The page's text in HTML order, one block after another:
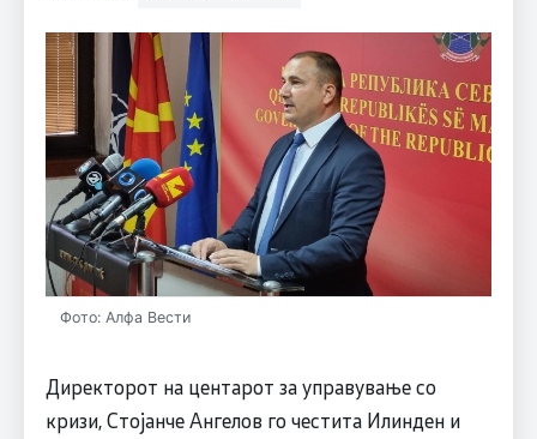
Фото: Алфа Вести
Директорот на центарот за управување со
кризи, Стојанче Ангелов го честита Илинден и